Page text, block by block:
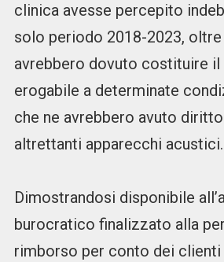
clinica avesse percepito
solo periodo 2018-2023,
avrebbero dovuto costituire
erogabile a determinate
che ne avrebbero avuto
altrettanti apparecchi acustici.
Dimostrandosi disponibile
burocratico finalizzato alla
rimborso per conto dei clienti